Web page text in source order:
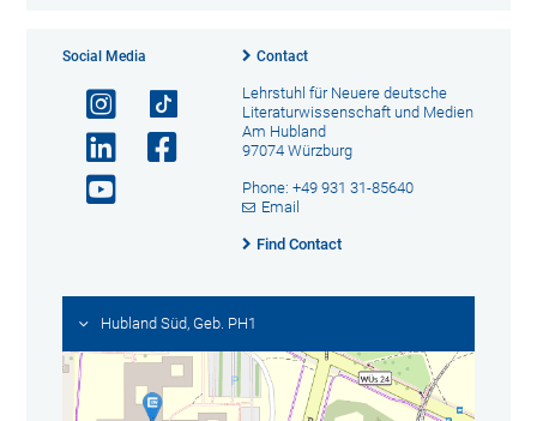
Social Media Contact
Lehrstuhl für Neuere deutsche
Literaturwissenschaft und Medien
Am Hubland
97074 Würzburg
Phone: +49 931 31-85640
Email
Find Contact
Hubland Süd, Geb. PH1